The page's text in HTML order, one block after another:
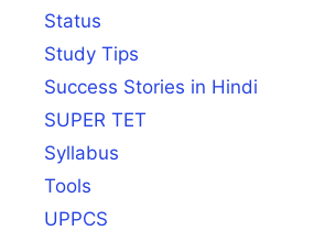
Status
Study Tips
Success Stories in Hindi
SUPER TET
Syllabus
Tools
UPPCS